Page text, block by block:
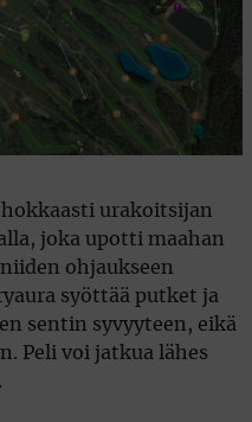
urakoitsijan
joka upotti maahan
ohjaukseen
syöttää putket ja
sentin syvyyteen, eikä
Peli voi jatkua lähes